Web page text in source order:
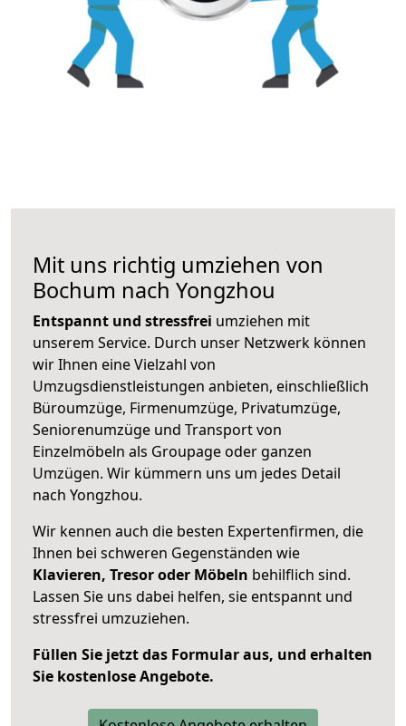
Mit uns richtig umziehen von
Bochum nach Yongzhou
Entspannt und stressfrei umziehen mit
unserem Service. Durch unser Netzwerk können
wir Ihnen eine Vielzahl von
Umzugsdienstleistungen anbieten, einschließlich
Büroumzüge, Firmenumzüge, Privatumzüge,
Seniorenumzüge und Transport von
Einzelmöbeln als Groupage oder ganzen
Umzügen. Wir kümmern uns um jedes Detail
nach Yongzhou.
Wir kennen auch die besten Expertenfirmen, die
Ihnen bei schweren Gegenständen wie
Klavieren, Tresor oder Möbeln behilflich sind.
Lassen Sie uns dabei helfen, sie entspannt und
stressfrei umzuziehen.
Füllen Sie jetzt das Formular aus, und erhalten
Sie kostenlose Angebote.